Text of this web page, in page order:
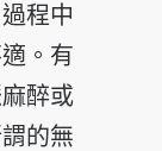
程中
。有
醉或
的無